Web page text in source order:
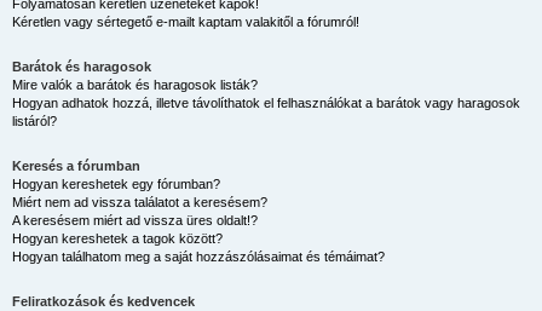
Folyamatosan kéretlen üzeneteket kapok!
Kéretlen vagy sértegető e-mailt kaptam valakitől a fórumról!
Barátok és haragosok
Mire valók a barátok és haragosok listák?
Hogyan adhatok hozzá, illetve távolíthatok el felhasználókat a barátok vagy haragosok
listáról?
Keresés a fórumban
Hogyan kereshetek egy fórumban?
Miért nem ad vissza találatot a keresésem?
A keresésem miért ad vissza üres oldalt!?
Hogyan kereshetek a tagok között?
Hogyan találhatom meg a saját hozzászólásaimat és témáimat?
Feliratkozások és kedvencek